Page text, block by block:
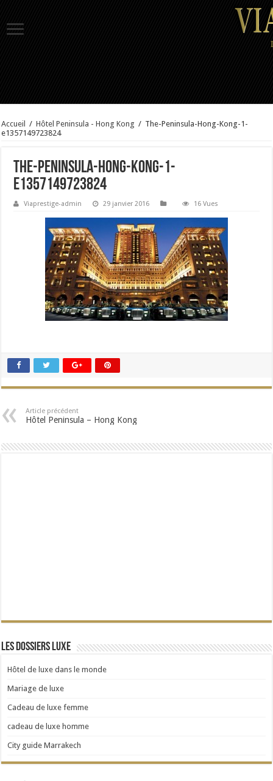
Accueil / Hôtel Peninsula - Hong Kong / The-Peninsula-Hong-Kong-1-
e1357149723824
The-Peninsula-Hong-Kong-1-
e1357149723824
Viaprestige-admin 29 janvier 2016 16 Vues
Article précédent
Hôtel Peninsula – Hong Kong
Les dossiers Luxe
Hôtel de luxe dans le monde
Mariage de luxe
Cadeau de luxe femme
cadeau de luxe homme
City guide Marrakech